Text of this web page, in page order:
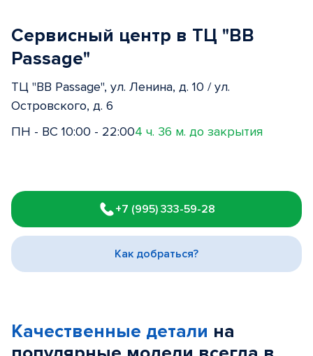
Сервисный центр в ТЦ "BB
Passage"
ТЦ "BB Passage", ул. Ленина, д. 10 / ул.
Островского, д. 6
ПН - ВС 10:00 - 22:004 ч. 36 м. до закрытия
1
of
3
+7 (995) 333-59-28
Как добраться?
Качественные детали на